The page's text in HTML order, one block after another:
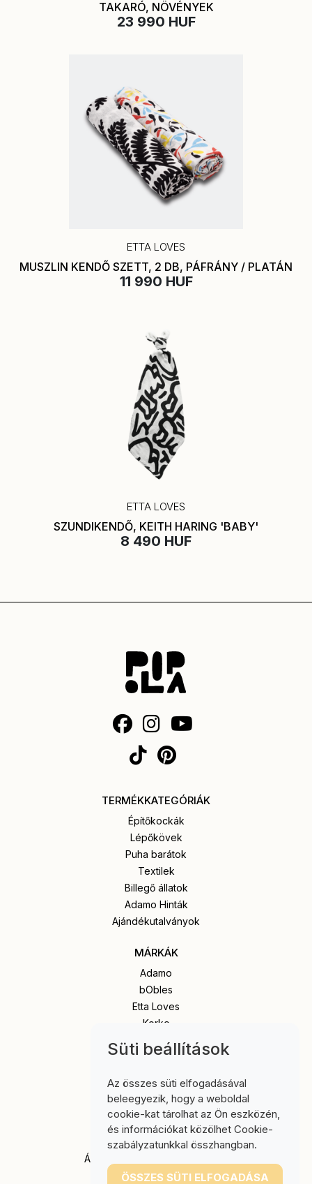
TAKARÓ, NÖVÉNYEK
23 990 HUF
ETTA LOVES
MUSZLIN KENDŐ SZETT, 2 DB, PÁFRÁNY / PLATÁN
11 990 HUF
ETTA LOVES
SZUNDIKENDŐ, KEITH HARING 'BABY'
8 490 HUF
TERMÉKKATEGÓRIÁK
Építőkockák
Lépőkövek
Puha barátok
Textilek
Billegő állatok
Adamo Hinták
Ajándékutalványok
MÁRKÁK
Adamo
bObles
Etta Loves
Korko
Popola
Senger Naturwelt
INFORMÁCIÓ
Impresszum
Szállítási tájékoztató
Általános Szerződési Feltételek
Adatkezelési nyilatkozat
Süti beállítások
Az összes süti elfogadásával
beleegyezik, hogy a weboldal
cookie-kat tárolhat az Ön eszközén,
és információkat közölhet Cookie-
szabályzatunkkal összhangban.
ÖSSZES SÜTI ELFOGADÁSA